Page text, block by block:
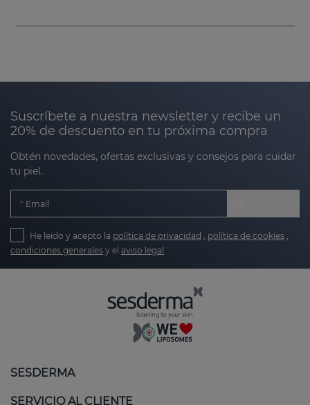
Suscríbete a nuestra newsletter y recibe un
20% de descuento en tu próxima compra
Obtén novedades, ofertas exclusivas y consejos para cuidar
tu piel.
Email
He leído y acepto la política de privacidad política de cookies
condiciones generales y el aviso legal
SESDERMA
SERVICIO AL CLIENTE